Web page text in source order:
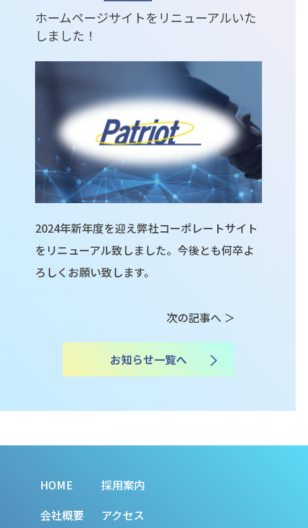
ホームページサイトをリニューアルいた
しました！
2024年新年度を迎え弊社コーポレートサイト
をリニューアル致しました。今後とも何卒よ
ろしくお願い致します。
次の記事へ ＞
お知らせ一覧へ
HOME
会社概要
採用案内
アクセス